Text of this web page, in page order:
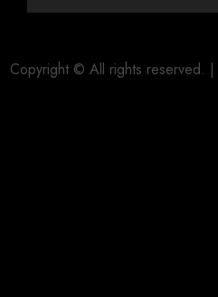
Copyright © All rights reserved. |